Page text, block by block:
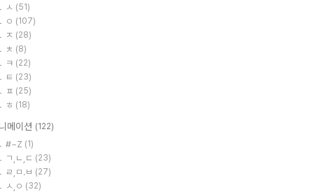
ㅅ (51)
ㅇ (107)
ㅈ (28)
ㅊ (8)
ㅋ (22)
ㅌ (23)
ㅍ (25)
ㅎ (18)
메이션 (122)
#~Z (1)
ㄱ,ㄴ,ㄷ (23)
ㄹ,ㅁ.ㅂ (27)
ㅅ,ㅇ (32)